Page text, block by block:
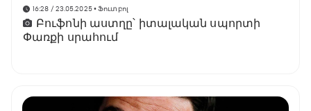
16:28 / 23.05.2025• Ֆուտբոլ
Բուֆոնի աստղը՝ իտալական սպորտի
Փառքի սրահում